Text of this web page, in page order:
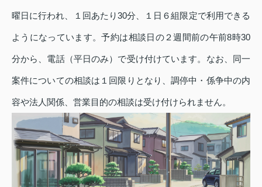
曜日に行われ、１回あたり30分、１日６組限定で利用できる
ようになっています。予約は相談日の２週間前の午前8時30
分から、電話（平日のみ）で受け付けています。なお、同一
案件についての相談は１回限りとなり、調停中・係争中の内
容や法人関係、営業目的の相談は受け付けられません。